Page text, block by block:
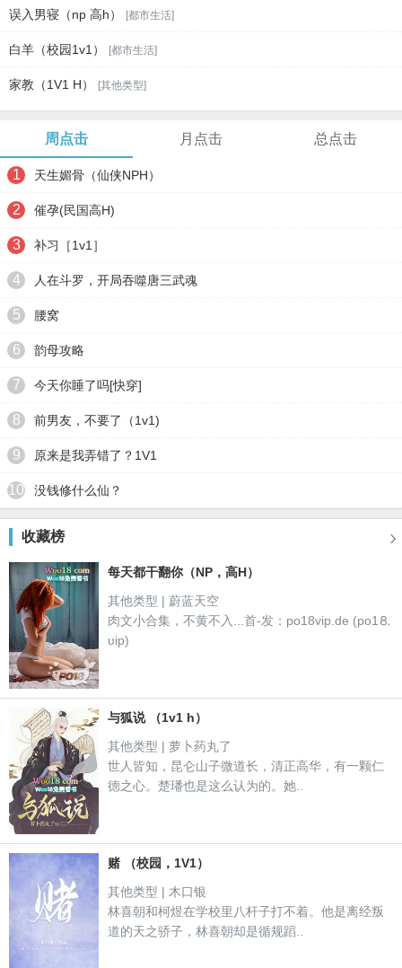
误入男寝（np 高h） [都市生活]
白羊（校园1v1） [都市生活]
家教（1V1 H） [其他类型]
周点击 月点击 总点击
1 天生媚骨（仙侠NPH）
2 催孕(民国高H)
3 补习［1v1］
4 人在斗罗，开局吞噬唐三武魂
5 腰窝
6 韵母攻略
7 今天你睡了吗[快穿]
8 前男友，不要了（1v1)
9 原来是我弄错了？1V1
10 没钱修什么仙？
收藏榜 
每天都干翻你（NP，高H）
其他类型 | 蔚蓝天空
肉文小合集，不黄不入...首-发：po18vip.de (po1⒏
υip)
与狐说 （1v1 h）
其他类型 | 萝卜药丸了
世人皆知，昆仑山子微道长，清正高华，有一颗仁
德之心。楚璠也是这么认为的。她..
赌 （校园，1V1）
其他类型 | 木口银
林喜朝和柯煜在学校里八杆子打不着。他是离经叛
道的天之骄子，林喜朝却是循规蹈..